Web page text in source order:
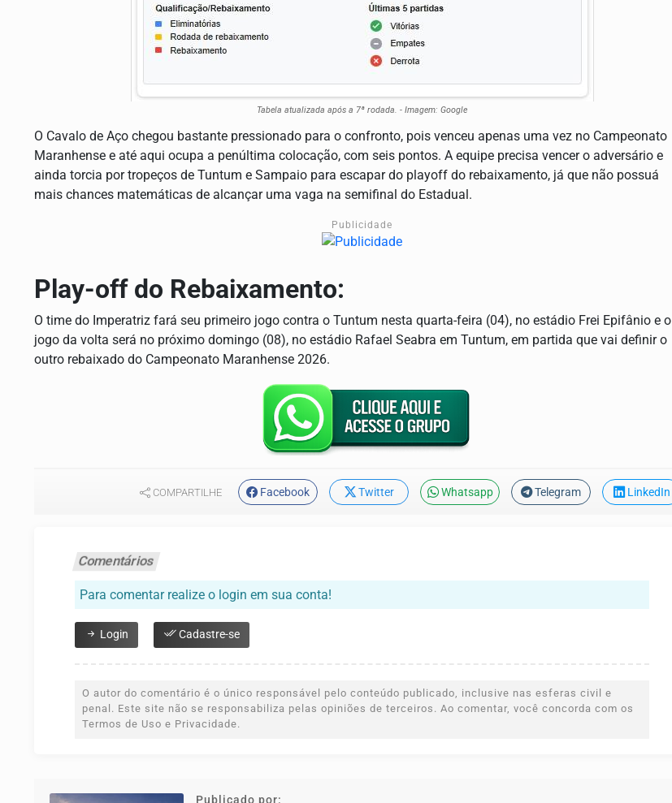
Tabela atualizada após a 7ª rodada. - Imagem: Google
O Cavalo de Aço chegou bastante pressionado para o confronto, pois venceu apenas uma vez no Campeonato
Maranhense e até aqui ocupa a penúltima colocação, com seis pontos. A equipe precisa vencer o adversário e
ainda torcia por tropeços de Tuntum e Sampaio para escapar do playoff do rebaixamento, já que não possuá
mais chances matemáticas de alcançar uma vaga na semifinal do Estadual.
Publicidade
Play-off do Rebaixamento:
O time do Imperatriz fará seu primeiro jogo contra o Tuntum nesta quarta-feira (04), no estádio Frei Epifânio e o
jogo da volta será no próximo domingo (08), no estádio Rafael Seabra em Tuntum, em partida que vai definir o
outro rebaixado do Campeonato Maranhense 2026.
COMPARTILHE Facebook Twitter Whatsapp Telegram LinkedIn
Comentários
Para comentar realize o login em sua conta!
Login Cadastre-se
O autor do comentário é o único responsável pelo conteúdo publicado, inclusive nas esferas civil e
penal. Este site não se responsabiliza pelas opiniões de terceiros. Ao comentar, você concorda com os
Termos de Uso e Privacidade.